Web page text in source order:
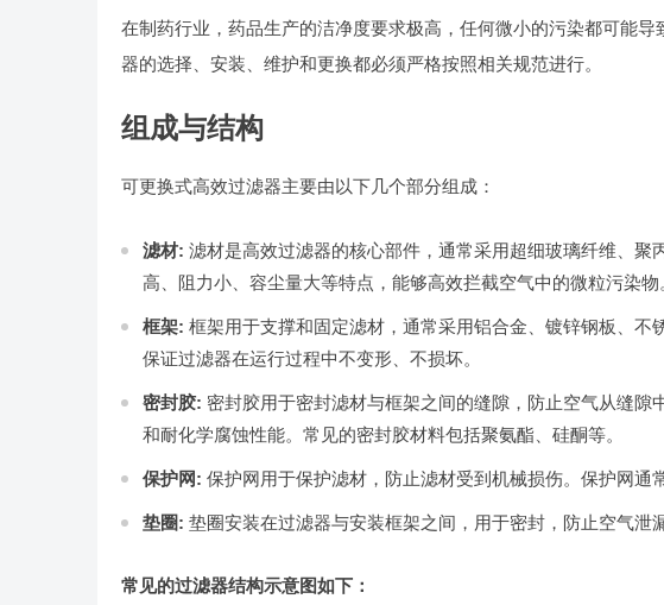
在制药行业，药品生产的洁净度要求极高，任何微小的污染都可能
器的选择、安装、维护和更换都必须严格按照相关规范进行。
组成与结构
可更换式高效过滤器主要由以下几个部分组成：
滤材: 滤材是高效过滤器的核心部件，通常采用超细玻璃纤维、
高、阻力小、容尘量大等特点，能够高效拦截空气中的微粒污染物
框架: 框架用于支撑和固定滤材，通常采用铝合金、镀锌钢板、
保证过滤器在运行过程中不变形、不损坏。
密封胶: 密封胶用于密封滤材与框架之间的缝隙，防止空气从缝
和耐化学腐蚀性能。常见的密封胶材料包括聚氨酯、硅酮等。
保护网: 保护网用于保护滤材，防止滤材受到机械损伤。保护网通
垫圈: 垫圈安装在过滤器与安装框架之间，用于密封，防止空气泄漏
常见的过滤器结构示意图如下：